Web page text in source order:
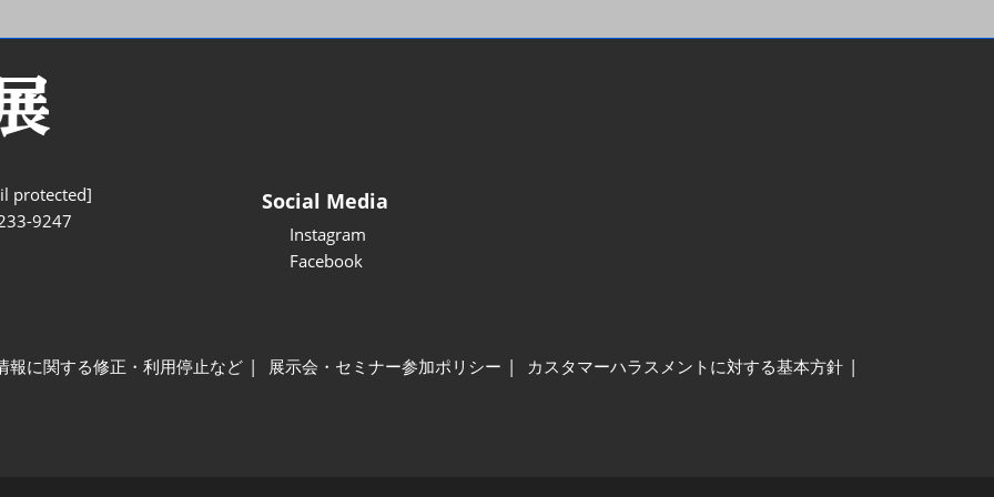
protected]
9247
Social Media
Instagram
Facebook
報に関する修正・利用停止など 展示会・セミナー参加ポリシー カスタマーハラスメントに対する基本方針